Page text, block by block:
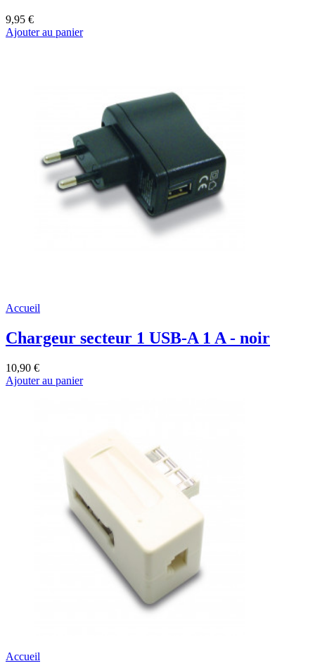
9,95 €
Ajouter au panier
Accueil
Chargeur secteur 1 USB-A 1 A - noir
10,90 €
Ajouter au panier
Accueil